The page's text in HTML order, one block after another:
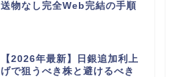
送物なし完全Web完結の手順
【2026年最新】日銀追加利上
げで狙うべき株と避けるべき